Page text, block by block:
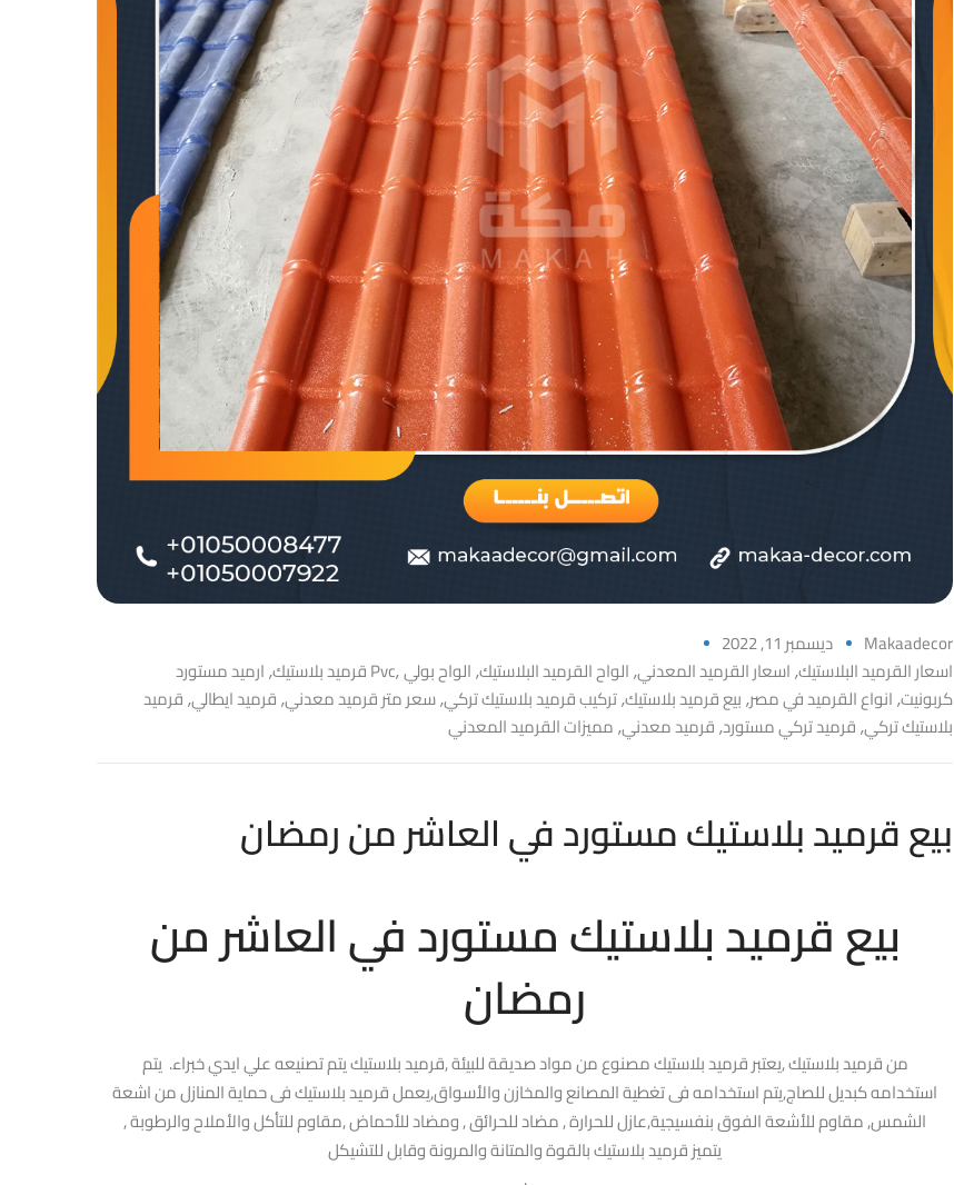
Makaadecor
ديسمبر 11, 2022
قرميد بلاستيك, ارميد مستورد Pvc, اسعار القرميد البلاستيك, اسعار القرميد المعدني, الواح القرميد البلاستيك, الواح بولي
كربونيت, انواع القرميد في مصر, بيع قرميد بلاستيك,تركيب قرميد بلاستيك تركي,سعر متر قرميد معدني, قرميد ايطالي, قرميد
بلاستيك تركي, قرميد تركي مستورد, قرميد معدني, مميزات القرميد المعدني
بيع قرميد بلاستيك مستورد في العاشر من رمضان
بيع قرميد بلاستيك مستورد في العاشر من
رمضان
من قرميد بلاستيك ,يعتبر قرميد بلاستيك مصنوع من مواد صديقة للبيئة ,قرميد بلاستيك يتم تصنيعه علي ايدي خبراء. يتم
استخدامه كبديل للصاج,يتم استخدامه فى تغطية المصانع والمخازن والأسواق,يعمل قرميد بلاستيك فى حماية المنازل من اشعة
الشمس, مقاوم للأشعة الفوق بنفسيجية,عازل للحرارة , مضاد للحرائق , ومضاد للأحماض ,مقاوم للتأكل والأملاح والرطوبة ,
يتميز قرميد بلاستيك بالقوة والمتانة والمرونة وقابل للتشيكل